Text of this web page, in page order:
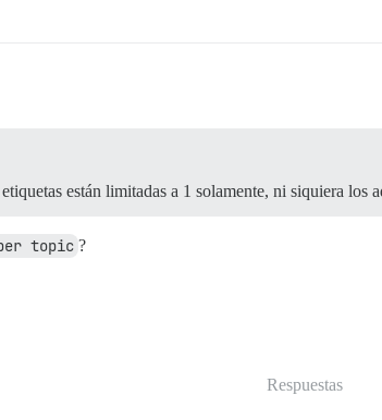
están limitadas a 1 solamente, ni siquiera los
topic ?
Respuestas